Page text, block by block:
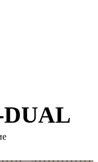
DUAL